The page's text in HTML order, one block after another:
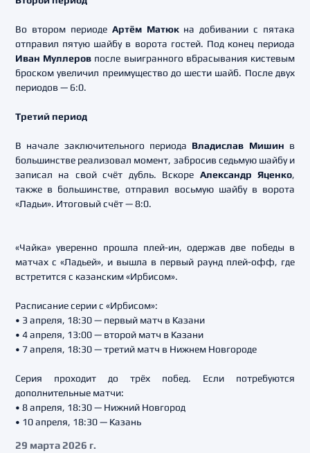
Во втором периоде Артём Матюкна добивании с пятака
отправил пятую шайбу в ворота гостей. Под конец периода
Иван Муллеров после выигранного вбрасывания кистевым
броском увеличил преимущество до шести шайб. После двух
периодов — 6:0.
Третий период
В начале заключительного периода Владислав Мишин в
большинстве реализовал момент, забросив седьмую шайбу и
записал на свой счёт дубль. Вскоре Александр Яценко,
также в большинстве, отправил восьмую шайбу в ворота
«Ладьи». Итоговый счёт — 8:0.
«Чайка» уверенно прошла плей-ин, одержав две победы в
матчах с «Ладьей», и вышла в первый раунд плей-офф, где
встретится с казанским «Ирбисом».
Расписание серии с «Ирбисом»:
• 3 апреля, 18:30 — первый матч в Казани
• 4 апреля, 13:00 — второй матч в Казани
• 7 апреля, 18:30 — третий матч в Нижнем Новгороде
Серия проходит до трёх побед. Если потребуются
дополнительные матчи:
• 8 апреля, 18:30 — Нижний Новгород
• 10 апреля, 18:30 — Казань
29 марта 2026 г.